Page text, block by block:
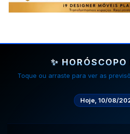
✨
Toque ou arraste para ver as
Hoje, 10/08/